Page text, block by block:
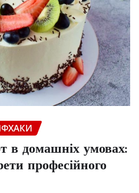
в домашніх умовах:
професійного